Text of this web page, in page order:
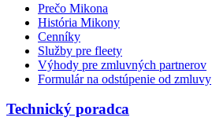
Prečo Mikona
História Mikony
Cenníky
Služby pre fleety
Výhody pre zmluvných partnerov
Formulár na odstúpenie od zmluvy
Technický poradca